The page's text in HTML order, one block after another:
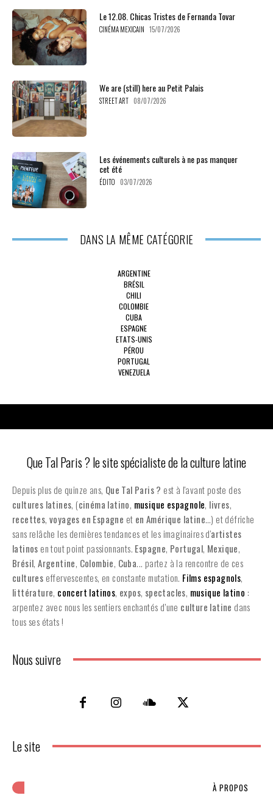
Le 12.08. Chicas Tristes de Fernanda Tovar
CINÉMA MEXICAIN 15/07/2026
We are (still) here au Petit Palais
STREET ART 08/07/2026
Les événements culturels à ne pas manquer
cet été
ÉDITO 03/07/2026
DANS LA MÊME CATÉGORIE
ARGENTINE
BRÉSIL
CHILI
COLOMBIE
CUBA
ESPAGNE
ETATS-UNIS
PÉROU
PORTUGAL
VENEZUELA
Que Tal Paris ? le site spécialiste de la culture latine
Depuis plus de quinze ans, Que Tal Paris ? est à l'avant poste des
cultures latines, (cinéma latino, musique espagnole, livres,
recettes,voyages en Espagne et en Amérique latine…) et défriche
sans relâche les dernières tendances et les imaginaires d'artistes
latinos en tout point passionnants. Espagne, Portugal, Mexique,
Brésil,Argentine, Colombie, Cuba... partez à la rencontre de ces
cultures effervescentes, en constante mutation. Films espagnols,
littérature, concert latinos, expos, spectacles, musique latino :
arpentez avec nous les sentiers enchantés d’une culture latine dans
tous ses états !
Nous suivre
Le site
À PROPOS